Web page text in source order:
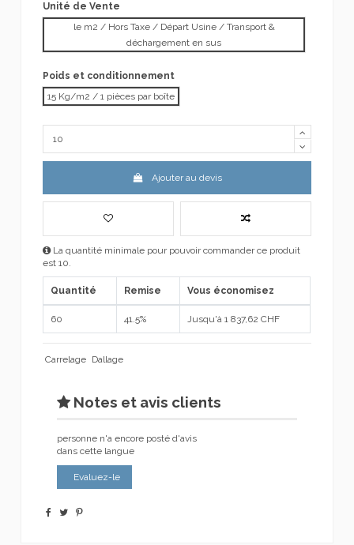
Unité de Vente
le m2 / Hors Taxe / Départ Usine / Transport &
déchargement en sus
Poids et conditionnement
15 Kg/m2 / 1 pièces par boîte
Ajouter au devis
La quantité minimale pour pouvoir commander ce produit
est 10.
Quantité Remise Vous économisez
60 41.5% Jusqu'à 1 837,62 CHF
Carrelage Dallage
Notes et avis clients
personne n'a encore posté d'avis
dans cette langue
Evaluez-le